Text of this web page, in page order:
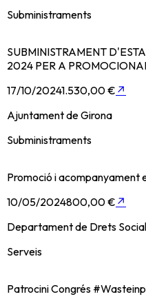
Subministraments
SUBMINISTRAMENT
2024 PER A
17/10/20241.530,00 € ↗
Ajuntament de Girona
Subministraments
Promoció i acompanyament
10/05/2024800,00 € ↗
Departament de Drets
Serveis
Patrocini Congrés